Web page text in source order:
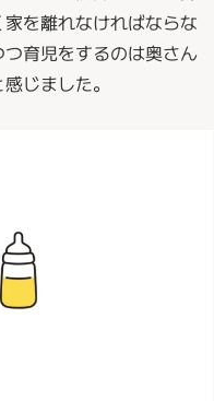
を離れなければならな
育児をするのは奥さん
じました。